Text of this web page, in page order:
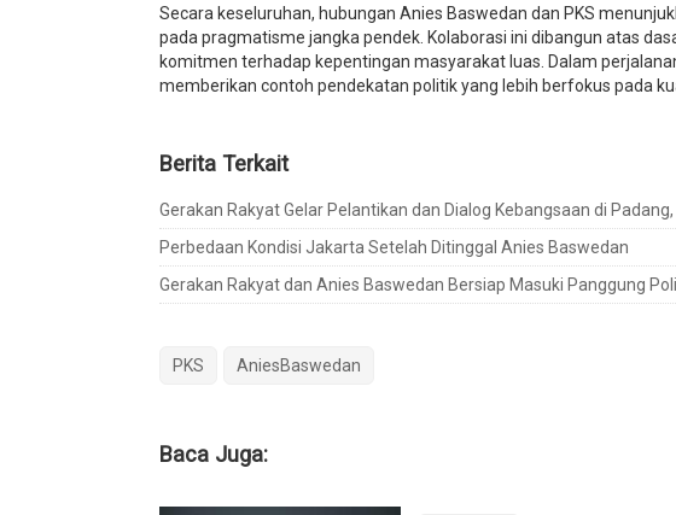
Secara keseluruhan, hubungan Anies Baswedan dan PKS
pada pragmatisme jangka pendek. Kolaborasi ini dibangun atas
komitmen terhadap kepentingan masyarakat luas. Dalam
memberikan contoh pendekatan politik yang lebih berfokus pada
Berita Terkait
Gerakan Rakyat Gelar Pelantikan dan Dialog Kebangsaan di
Perbedaan Kondisi Jakarta Setelah Ditinggal Anies Baswedan
Gerakan Rakyat dan Anies Baswedan Bersiap Masuki Panggung
PKS AniesBaswedan
Baca Juga: